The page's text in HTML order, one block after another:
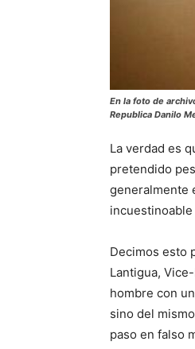
En la foto de
Republica Danilo
La verdad es
pretendido
generalmente
Decimos esto
Lantigua,
hombre con
sino del
paso en falso